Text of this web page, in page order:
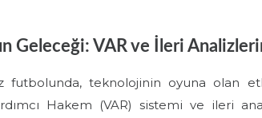
Geleceği: VAR ve İleri
futbolunda, teknolojinin oyuna olan
Hakem (VAR) sistemi ve ileri